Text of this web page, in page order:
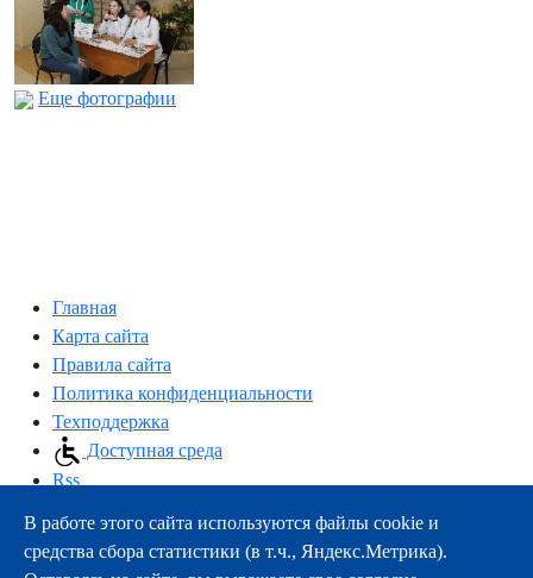
Еще фотографии
Главная
Карта сайта
Правила сайта
Политика конфиденциальности
Техподдержка
Доступная среда
Rss
163000, г.Архангельск, пр-т Троицкий, 51
тел.:+7 (8182) 21-11-63
В работе этого сайта используются файлы cookie и
средства сбора статистики (в т.ч., Яндекс.Метрика).